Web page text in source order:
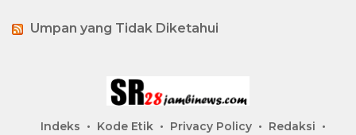
Umpan yang Tidak Diketahui
Indeks Kode Etik Privacy Policy
Redaksi